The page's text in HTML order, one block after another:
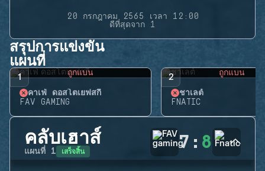
20 กรกฎาคม 2565 เวลา 12:00
ดีที่สุดจาก 1
สรุปการแข่งขัน
แผนที่
1 ถูกแบน
คาเฟ่ ดอสโตเยฟสกี้
FAV GAMING
2 ถูกแบน
ชาเลต์
FNATIC
คลับเฮาส์
แผนที่ 1 เสร็จสิ้น 7 : 8